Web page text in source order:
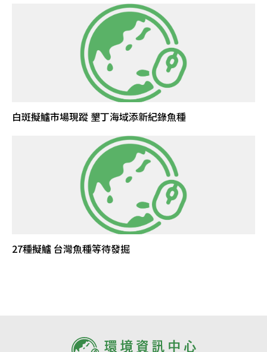
白斑擬鱸市場現蹤 墾丁海域添新紀錄魚種
27種擬鱸 台灣魚種等待發掘